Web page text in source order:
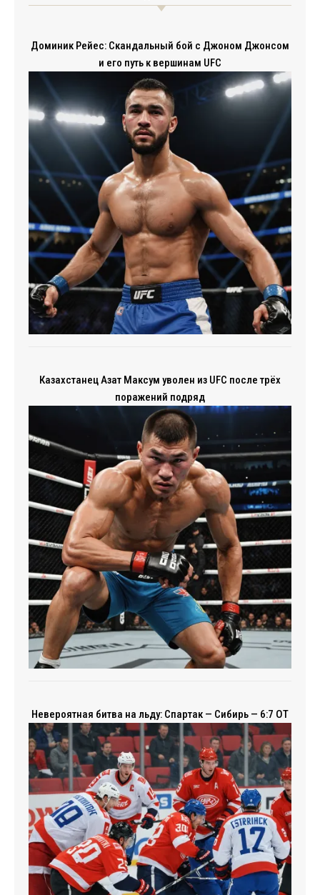
Доминик Рейес: Скандальный бой с Джоном Джонсом
и его путь к вершинам UFC
Казахстанец Азат Максум уволен из UFC после трёх
поражений подряд
Невероятная битва на льду: Спартак — Сибирь — 6:7 ОТ